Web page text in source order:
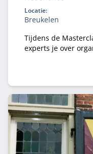
Locatie:
Breukelen
Tijdens de
experts je over